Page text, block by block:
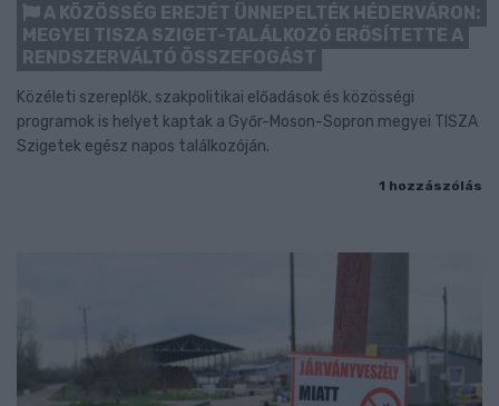
A KÖZÖSSÉG EREJÉT ÜNNEPELTÉK HÉDERVÁRON:
MEGYEI TISZA SZIGET-TALÁLKOZÓ ERŐSÍTETTE A
RENDSZERVÁLTÓ ÖSSZEFOGÁST
Közéleti szereplők, szakpolitikai előadások és közösségi
programok is helyet kaptak a Győr-Moson-Sopron megyei TISZA
Szigetek egész napos találkozóján.
1 hozzászólás